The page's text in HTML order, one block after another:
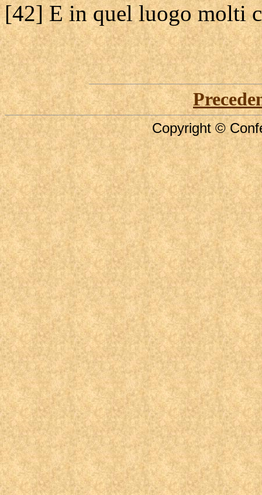
[42] E in quel luogo molti
Copyright ©